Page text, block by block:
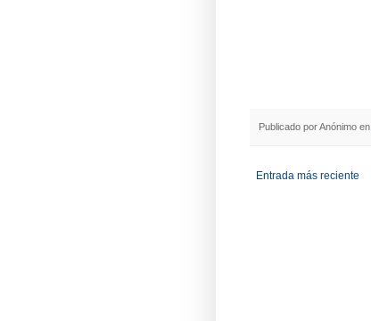
Publicado porAnónimo en
Entrada más reciente